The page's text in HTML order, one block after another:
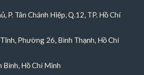
P. Tân Chánh Hiệp, Q.12, TP. Hồ Chí
Phường 26, Bình Thạnh, Hồ Chí
Bình, Hồ Chí Minh